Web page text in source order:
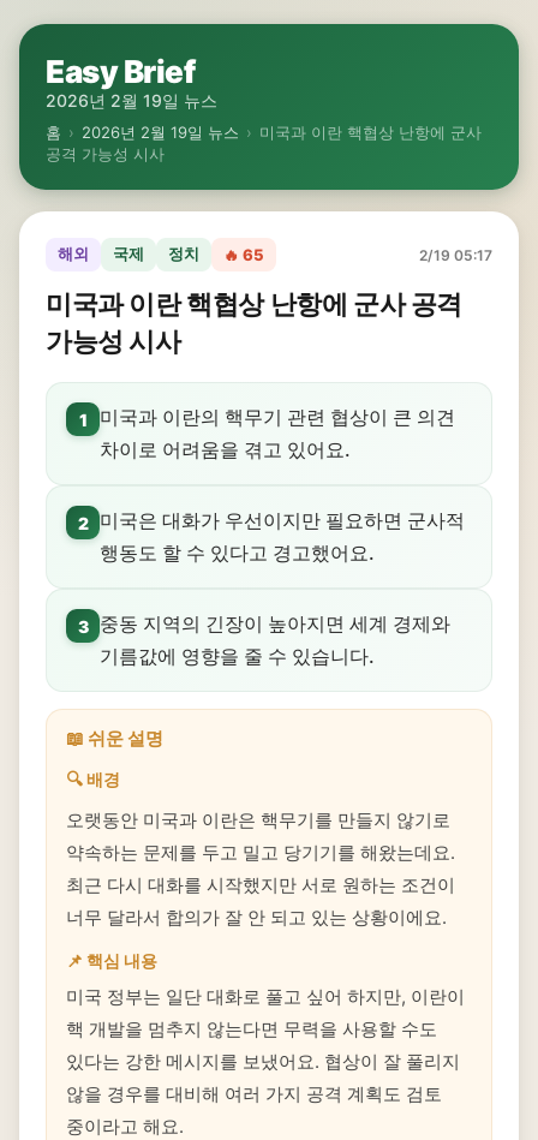
Easy Brief
2026년 2월 19일 뉴스
홈 › 2026년 2월 19일 뉴스 › 미국과 이란 핵협상 난항에 군사
공격 가능성 시사
해외 국제 정치 🔥 65 2/19 05:17
미국과 이란 핵협상 난항에 군사 공격
가능성 시사
1
미국과 이란의 핵무기 관련 협상이 큰 의견
차이로 어려움을 겪고 있어요.
2
미국은 대화가 우선이지만 필요하면 군사적
행동도 할 수 있다고 경고했어요.
3
중동 지역의 긴장이 높아지면 세계 경제와
기름값에 영향을 줄 수 있습니다.
📖 쉬운 설명
🔍 배경
오랫동안 미국과 이란은 핵무기를 만들지 않기로
약속하는 문제를 두고 밀고 당기기를 해왔는데요.
최근 다시 대화를 시작했지만 서로 원하는 조건이
너무 달라서 합의가 잘 안 되고 있는 상황이에요.
📌 핵심 내용
미국 정부는 일단 대화로 풀고 싶어 하지만, 이란이
핵 개발을 멈추지 않는다면 무력을 사용할 수도
있다는 강한 메시지를 보냈어요. 협상이 잘 풀리지
않을 경우를 대비해 여러 가지 공격 계획도 검토
중이라고 해요.